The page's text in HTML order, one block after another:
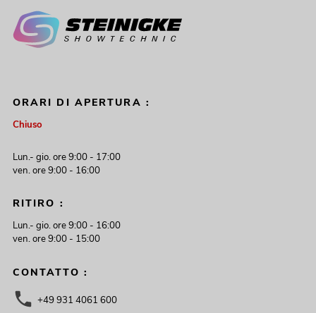
OMNITRONIC PAS-181A MK3
ORARI DI APERTURA :
Chiuso
Lun.- gio. ore 9:00 - 17:00
ven. ore 9:00 - 16:00
RITIRO :
Lun.- gio. ore 9:00 - 16:00
ven. ore 9:00 - 15:00
CONTATTO :
+49 931 4061 600